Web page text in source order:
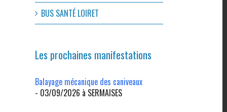
BUS SANTÉ LOIRET
Les prochaines manifestations
Balayage mécanique des caniveaux
- 03/09/2026 à SERMAISES